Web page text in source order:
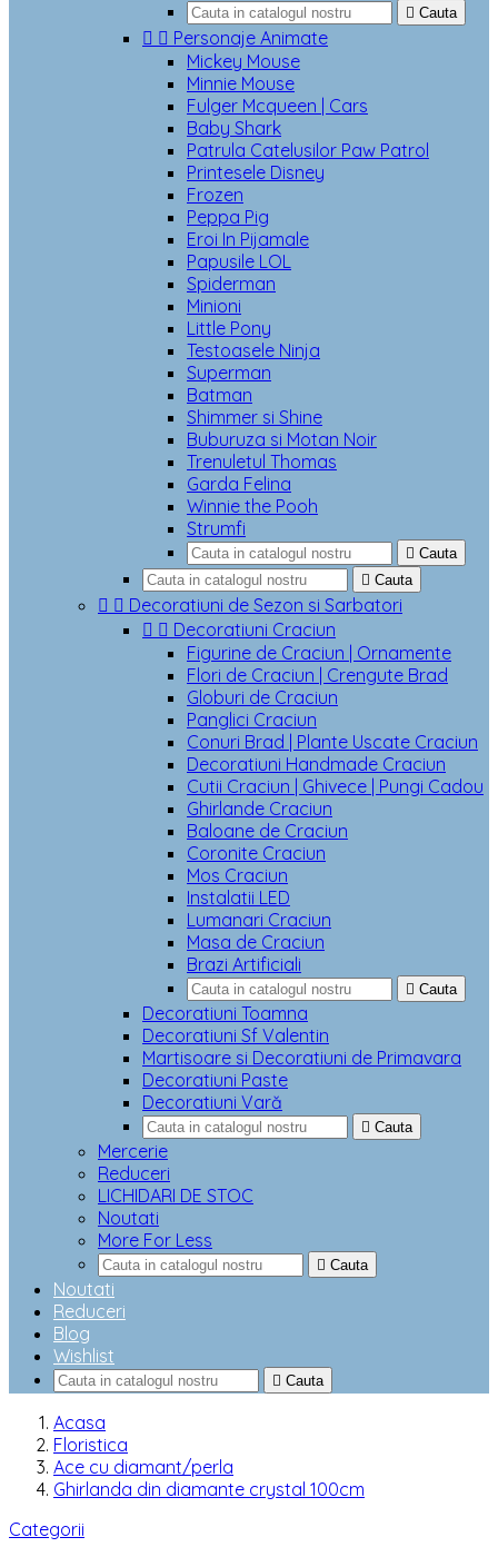
 Cauta
  Personaje Animate
Mickey Mouse
Minnie Mouse
Fulger Mcqueen | Cars
Baby Shark
Patrula Catelusilor Paw Patrol
Printesele Disney
Frozen
Peppa Pig
Eroi In Pijamale
Papusile LOL
Spiderman
Minioni
Little Pony
Testoasele Ninja
Superman
Batman
Shimmer si Shine
Buburuza si Motan Noir
Trenuletul Thomas
Garda Felina
Winnie the Pooh
Strumfi
 Cauta
 Cauta
  Decoratiuni de Sezon si Sarbatori
  Decoratiuni Craciun
Figurine de Craciun | Ornamente
Flori de Craciun | Crengute Brad
Globuri de Craciun
Panglici Craciun
Conuri Brad | Plante Uscate Craciun
Decoratiuni Handmade Craciun
Cutii Craciun | Ghivece | Pungi Cadou
Ghirlande Craciun
Baloane de Craciun
Coronite Craciun
Mos Craciun
Instalatii LED
Lumanari Craciun
Masa de Craciun
Brazi Artificiali
 Cauta
Decoratiuni Toamna
Decoratiuni Sf Valentin
Martisoare si Decoratiuni de Primavara
Decoratiuni Paste
Decoratiuni Vară
 Cauta
Mercerie
Reduceri
LICHIDARI DE STOC
Noutati
More For Less
 Cauta
Noutati
Reduceri
Blog
Wishlist
 Cauta
Acasa
Floristica
Ace cu diamant/perla
Ghirlanda din diamante crystal 100cm
Categorii